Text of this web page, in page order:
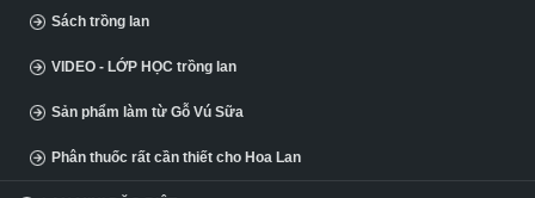
Sách trồng lan
VIDEO - LỚP HỌC trồng lan
Sản phẩm làm từ Gỗ Vú Sữa
Phân thuốc rất cần thiết cho Hoa Lan